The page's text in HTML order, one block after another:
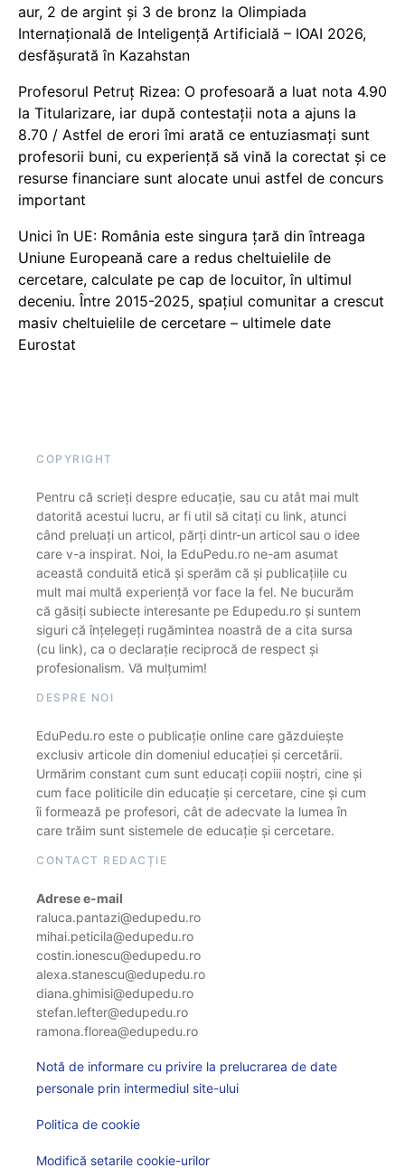
aur, 2 de argint și 3 de bronz la Olimpiada
Internațională de Inteligență Artificială – IOAI 2026,
desfășurată în Kazahstan
Profesorul Petruț Rizea: O profesoară a luat nota 4.90
la Titularizare, iar după contestații nota a ajuns la
8.70 / Astfel de erori îmi arată ce entuziasmați sunt
profesorii buni, cu experiență să vină la corectat și ce
resurse financiare sunt alocate unui astfel de concurs
important
Unici în UE: România este singura țară din întreaga
Uniune Europeană care a redus cheltuielile de
cercetare, calculate pe cap de locuitor, în ultimul
deceniu. Între 2015-2025, spațiul comunitar a crescut
masiv cheltuielile de cercetare – ultimele date
Eurostat
COPYRIGHT
Pentru că scrieți despre educație, sau cu atât mai mult
datorită acestui lucru, ar fi util să citați cu link, atunci
când preluați un articol, părți dintr-un articol sau o idee
care v-a inspirat. Noi, la EduPedu.ro ne-am asumat
această conduită etică și sperăm că și publicațiile cu
mult mai multă experiență vor face la fel. Ne bucurăm
că găsiți subiecte interesante pe Edupedu.ro și suntem
siguri că înțelegeți rugămintea noastră de a cita sursa
(cu link), ca o declarație reciprocă de respect și
profesionalism. Vă mulțumim!
DESPRE NOI
EduPedu.ro este o publicație online care găzduiește
exclusiv articole din domeniul educației și cercetării.
Urmărim constant cum sunt educați copiii noștri, cine și
cum face politicile din educație și cercetare, cine și cum
îi formează pe profesori, cât de adecvate la lumea în
care trăim sunt sistemele de educație și cercetare.
CONTACT REDACȚIE
Adrese e-mail
raluca.pantazi@edupedu.ro
mihai.peticila@edupedu.ro
costin.ionescu@edupedu.ro
alexa.stanescu@edupedu.ro
diana.ghimisi@edupedu.ro
stefan.lefter@edupedu.ro
ramona.florea@edupedu.ro
Notă de informare cu privire la prelucrarea de date
personale prin intermediul site-ului
Politica de cookie
Modifică setarile cookie-urilor